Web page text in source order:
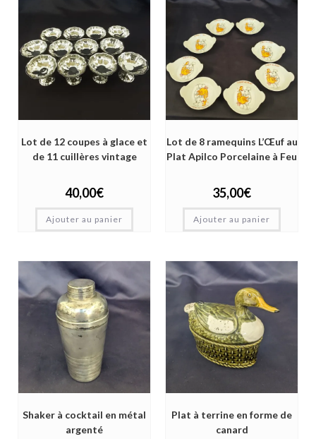
Lot de 12 coupes à glace et
de 11 cuillères vintage
40,00€
Ajouter au panier
Lot de 8 ramequins L’Œuf au
Plat Apilco Porcelaine à Feu
35,00€
Ajouter au panier
Shaker à cocktail en métal
argenté
Plat à terrine en forme de
canard